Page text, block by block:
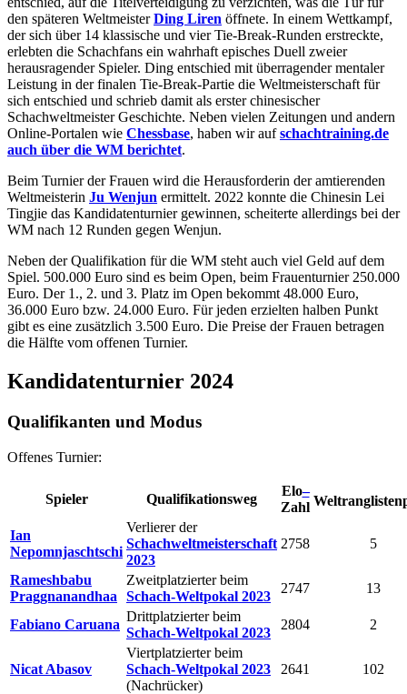
den späteren WeltmeisterDing Liren öffnete. In einem Wettkampf,
der sich über 14 klassische und vier Tie-Break-Runden erstreckte,
erlebten die Schachfans ein wahrhaft episches Duell zweier
herausragender Spieler. Ding entschied mit überragender mentaler
Leistung in der finalen Tie-Break-Partie die Weltmeisterschaft für
sich entschied und schrieb damit als erster chinesischer
Schachweltmeister Geschichte. Neben vielen Zeitungen und andern
Online-Portalen wie Chessbase, haben wir aufschachtraining.de
auch über die WM berichtet.
Beim Turnier der Frauen wird die Herausforderin der amtierenden
Weltmeisterin Ju Wenjun ermittelt. 2022 konnte die Chinesin Lei
Tingjie das Kandidatenturnier gewinnen, scheiterte allerdings bei der
WM nach 12 Runden gegen Wenjun.
Neben der Qualifikation für die WM steht auch viel Geld auf dem
Spiel. 500.000 Euro sind es beim Open, beim Frauenturnier 250.000
Euro. Der 1., 2. und 3. Platz im Open bekommt 48.000 Euro,
36.000 Euro bzw. 24.000 Euro. Für jeden erzielten halben Punkt
gibt es eine zusätzlich 3.500 Euro. Die Preise der Frauen betragen
die Hälfte vom offenen Turnier.
Kandidatenturnier 2024
Qualifikanten und Modus
Offenes Turnier:
Spieler Qualifikationsweg
Elo–
Zahl
Ian
Nepomnjaschtschi
Verlierer der
Schachweltmeisterschaft
2023
2758 5
Rameshbabu
Praggnanandhaa
Zweitplatzierter beim
Schach-Weltpokal 2023
2747 13
Fabiano Caruana
Drittplatzierter beim
Schach-Weltpokal 2023
2804 2
Nicat Abasov
Viertplatzierter beim
Schach-Weltpokal 2023
(Nachrücker)
2641 102